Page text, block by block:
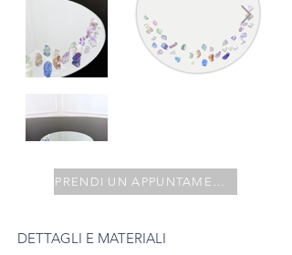
PRENDI UN APPUNTAMENTO
DETTAGLI E MATERIALI